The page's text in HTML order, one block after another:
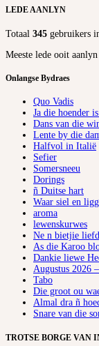
LEDE AANLYN
Totaal 345 gebruikers
Meeste lede ooit aanlyn
Onlangse Bydraes
Quo Vadis
Ja die hoender
Dans van die
Lente by die
Halfvol in Italië
Sefier
Somersneeu
Dorings
ñ Duitse hart
Waar siel en
aroma
lewenskurwes
Ne n bietjie
As die Karoo
Dankie liewe
Augustus 2026
Tabo
Die groot ou
Almal dra ñ
Snare van die
TROTSE BORGE VAN